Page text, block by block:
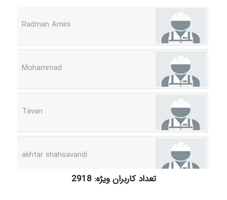
kimiya zirakpoor تعداد کاربران ویژه: 2918